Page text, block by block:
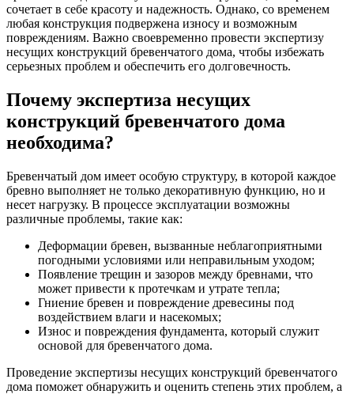
сочетает в себе красоту и надежность. Однако, со временем
любая конструкция подвержена износу и возможным
повреждениям. Важно своевременно провести экспертизу
несущих конструкций бревенчатого дома, чтобы избежать
серьезных проблем и обеспечить его долговечность.
Почему экспертиза несущих
конструкций бревенчатого дома
необходима?
Бревенчатый дом имеет особую структуру, в которой каждое
бревно выполняет не только декоративную функцию, но и
несет нагрузку. В процессе эксплуатации возможны
различные проблемы, такие как:
Деформации бревен, вызванные неблагоприятными
погодными условиями или неправильным уходом;
Появление трещин и зазоров между бревнами, что
может привести к протечкам и утрате тепла;
Гниение бревен и повреждение древесины под
воздействием влаги и насекомых;
Износ и повреждения фундамента, который служит
основой для бревенчатого дома.
Проведение экспертизы несущих конструкций бревенчатого
дома поможет обнаружить и оценить степень этих проблем, а